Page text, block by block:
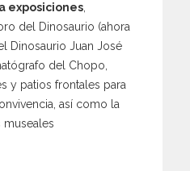
exposiciones
del Dinosaurio (ahora
Dinosaurio Juan José
del Chopo,
y patios frontales para
así como la